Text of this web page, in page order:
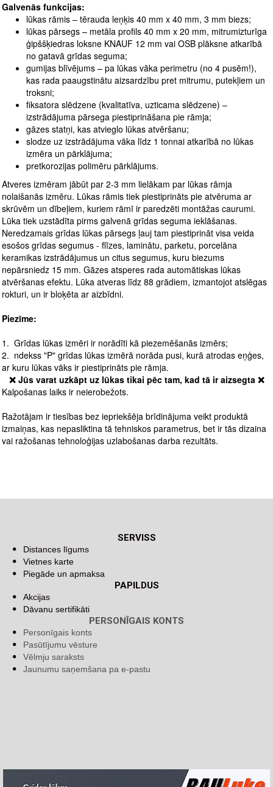
Galvenās funkcijas:
lūkas rāmis – tērauda leņķis 40 mm x 40 mm, 3 mm biezs;
lūkas pārsegs – metāla profils 40 mm x 20 mm, mitrumizturīga
ģipššķiedras loksne KNAUF 12 mm vai OSB plāksne atkarībā
no gatavā grīdas seguma;
gumijas blīvējums – pa lūkas vāka perimetru (no 4 pusēm!),
kas rada paaugstinātu aizsardzību pret mitrumu, putekļiem un
troksni;
fiksatora slēdzene (kvalitatīva, uzticama slēdzene) –
izstrādājuma pārsega piestiprināšana pie rāmja;
gāzes statņi, kas atvieglo lūkas atvēršanu;
slodze uz izstrādājuma vāka līdz 1 tonnai atkarībā no lūkas
izmēra un pārklājuma;
pretkorozijas polimēru pārklājums.
Atveres izmēram jābūt par 2-3 mm lielākam par lūkas rāmja
nolaišanās izmēru. Lūkas rāmis tiek piestiprināts pie atvēruma ar
skrūvēm un dībeļiem, kuriem rāmī ir paredzēti montāžas caurumi.
Lūka tiek uzstādīta pirms galvenā grīdas seguma ieklāšanas.
Neredzamais grīdas lūkas pārsegs ļauj tam piestiprināt visa veida
esošos grīdas segumus - flīzes, laminātu, parketu, porcelāna
keramikas izstrādājumus un citus segumus, kuru biezums
nepārsniedz 15 mm. Gāzes atsperes rada automātiskas lūkas
atvēršanas efektu. Lūka atveras līdz 88 grādiem, izmantojot atslēgas
rokturi, un ir bloķēta ar aizbīdni.
Piezīme:
1. Grīdas lūkas izmēri ir norādīti kā piezemēšanās izmērs;
2. ndekss "P" grīdas lūkas izmērā norāda pusi, kurā atrodas eņģes,
ar kuru lūkas vāks ir piestiprināts pie rāmja.
❌ Jūs varat uzkāpt uz lūkas tikai pēc tam, kad tā ir aizsegta ❌
Kalpošanas laiks ir neierobežots.
Ražotājam ir tiesības bez iepriekšēja brīdinājuma veikt produktā
izmaiņas, kas nepasliktina tā tehniskos parametrus, bet ir tās dizaina
vai ražošanas tehnoloģijas uzlabošanas darba rezultāts.
SERVISS
Distances līgums
Vietnes karte
Piegāde un apmaksa
PAPILDUS
Akcijas
Dāvanu sertifikāti
PERSONĪGAIS KONTS
Personīgais konts
Pasūtījumu vēsture
Vēlmju saraksts
Jaunumu saņemšana pa e-pastu